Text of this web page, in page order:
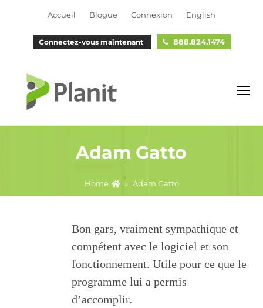
Accueil Blogue Connexion English
Connectez-vous maintenant 888.824.1474
Adam Gatto
Home » Adam Gatto
Bon gars, vraiment sympathique et
compétent avec le logiciel et son
fonctionnement. Utile pour ce que le
programme lui a permis
d’accomplir.